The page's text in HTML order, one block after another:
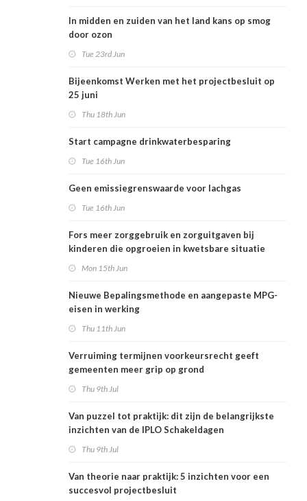
In midden en zuiden van het land kans op smog
door ozon
Tue 23rd Jun
Bijeenkomst Werken met het projectbesluit op
25 juni
Thu 18th Jun
Start campagne drinkwaterbesparing
Tue 16th Jun
Geen emissiegrenswaarde voor lachgas
Tue 16th Jun
Fors meer zorggebruik en zorguitgaven bij
kinderen die opgroeien in kwetsbare situatie
Mon 15th Jun
Nieuwe Bepalingsmethode en aangepaste MPG-
eisen in werking
Thu 11th Jun
Verruiming termijnen voorkeursrecht geeft
gemeenten meer grip op grond
Thu 9th Jul
Van puzzel tot praktijk: dit zijn de belangrijkste
inzichten van de IPLO Schakeldagen
Thu 9th Jul
Van theorie naar praktijk: 5 inzichten voor een
succesvol projectbesluit